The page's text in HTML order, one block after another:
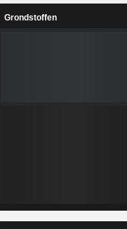
Grondstoffen